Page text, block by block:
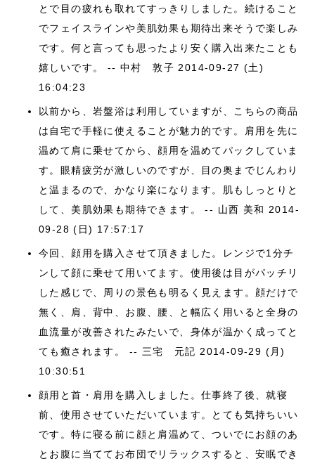
とで目の疲れも取れてすっきりしました。続けること
でフェイスラインや美肌効果も期待出来そうで楽しみ
です。何と言っても思ったより安く購入出来たことも
嬉しいです。 -- 中村 敦子 2014-09-27 (土)
16:04:23
以前から、岩盤浴は利用していますが、こちらの商品
は自宅で手軽に使えることが魅力的です。肩用を先に
温めて肩に乗せてから、顔用を温めてパックしていま
す。眼精疲労が激しいのですが、目の奥までじんわり
と温まるので、かなり楽になります。肌もしっとりと
して、美肌効果も期待できます。 -- 山西 美和 2014-
09-28 (日) 17:57:17
今回、顔用を購入させて頂きました。レンジで1分チ
ンして顔に乗せて用いてます。使用後は目がパッチリ
した感じで、周りの景色も明るく見えます。顔だけで
無く、肩、背中、お腹、腰、と幅広く用いると全身の
血流量が改善されたみたいで、身体が温かく成ってと
ても癒されます。 -- 三宅 元記 2014-09-29 (月)
10:30:51
顔用と首・肩用を購入しました。仕事終了後、就寝
前、使用させていただいています。とても気持ちいい
です。特に寝る前に顔と肩温めて、ついでにお顔のあ
とお腹に当ててお布団でリラックスすると、安眠でき